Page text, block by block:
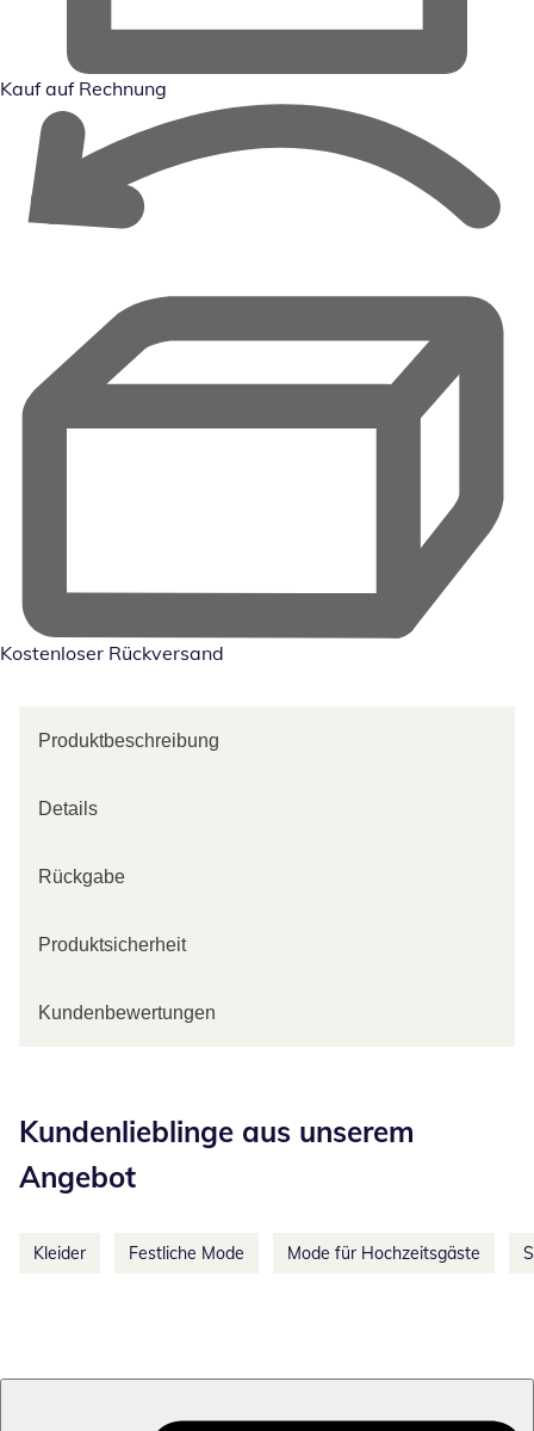
Kauf auf Rechnung
Kostenloser Rückversand
Produktbeschreibung
Details
Rückgabe
Produktsicherheit
Kundenbewertungen
Kundenlieblinge aus unserem
Angebot
Kleider Festliche Mode Mode für Hochzeitsgäste